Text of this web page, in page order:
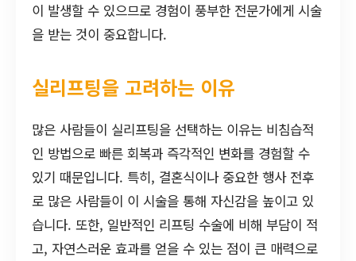
이 발생할 수 있으므로 경험이 풍부한 전문가에게 시술
을 받는 것이 중요합니다.
실리프팅을 고려하는 이유
많은 사람들이 실리프팅을 선택하는 이유는 비침습적
인 방법으로 빠른 회복과 즉각적인 변화를 경험할 수
있기 때문입니다. 특히, 결혼식이나 중요한 행사 전후
로 많은 사람들이 이 시술을 통해 자신감을 높이고 있
습니다. 또한, 일반적인 리프팅 수술에 비해 부담이 적
고, 자연스러운 효과를 얻을 수 있는 점이 큰 매력으로